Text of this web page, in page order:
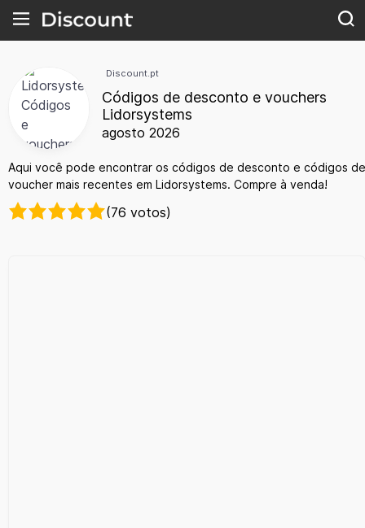
Discount.pt
Códigos de desconto e vouchers
Lidorsystems
agosto 2026
Aqui você pode encontrar os códigos de desconto e códigos de
voucher mais recentes em Lidorsystems. Compre à venda!
(76 votos)